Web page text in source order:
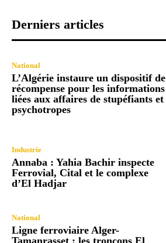
Derniers articles
National
L’Algérie instaure un dispositif de
récompense pour les informations
liées aux affaires de stupéfiants et
psychotropes
Industrie
Annaba : Yahia Bachir inspecte
Ferrovial, Cital et le complexe
d’El Hadjar
National
Ligne ferroviaire Alger-